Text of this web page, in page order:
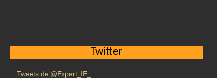
Twitter
Tweets de @Expert_IE_